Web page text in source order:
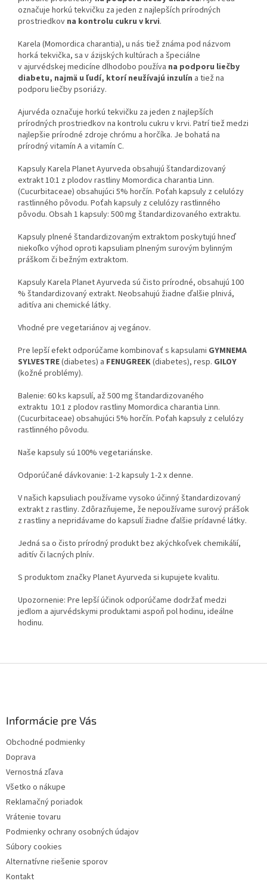
označuje horkú tekvičku za jeden z najlepších prírodných
prostriedkov na kontrolu cukru v krvi.
Karela (Momordica charantia), u nás tiež známa pod názvom
horká tekvička, sa v ázijských kultúrach a špeciálne
v ajurvédskej medicíne dlhodobo používa na podporu liečby
diabetu, najmä u ľudí, ktorí neužívajú inzulín a tiež na
podporu liečby psoriázy.
Ajurvéda označuje horkú tekvičku za jeden z najlepších
prírodných prostriedkov na kontrolu cukru v krvi. Patrí tiež medzi
najlepšie prírodné zdroje chrómu a horčíka. Je bohatá na
prírodný vitamín A a vitamín C.
Kapsuly Karela Planet Ayurveda obsahujú štandardizovaný
extrakt 10:1 z plodov rastliny Momordica charantia Linn.
(Cucurbitaceae) obsahujúci 5% horčín. Poťah kapsuly z celulózy
rastlinného pôvodu. Poťah kapsuly z celulózy rastlinného
pôvodu. Obsah 1 kapsuly: 500 mg štandardizovaného extraktu.
Kapsuly plnené štandardizovaným extraktom poskytujú hneď
niekoľko výhod oproti kapsuliam plneným surovým bylinným
práškom či bežným extraktom.
Kapsuly Karela Planet Ayurveda sú čisto prírodné, obsahujú 100
% štandardizovaný extrakt. Neobsahujú žiadne ďalšie plnivá,
aditíva ani chemické látky.
Vhodné pre vegetariánov aj vegánov.
Pre lepší efekt odporúčame kombinovať s kapsulami GYMNEMA
SYLVESTRE(diabetes) a FENUGREEK(diabetes), resp. GILOY
(kožné problémy).
Balenie: 60 ks kapsulí, až 500 mg štandardizovaného
extraktu 10:1 z plodov rastliny Momordica charantia Linn.
(Cucurbitaceae) obsahujúci 5% horčín. Poťah kapsuly z celulózy
rastlinného pôvodu.
Naše kapsuly sú 100% vegetariánske.
Odporúčané dávkovanie: 1-2 kapsuly 1-2 x denne.
V našich kapsuliach používame vysoko účinný štandardizovaný
extrakt z rastliny. Zdôrazňujeme, že nepoužívame surový prášok
z rastliny a nepridávame do kapsulí žiadne ďalšie prídavné látky.
Jedná sa o čisto prírodný produkt bez akýchkoľvek chemikálií,
aditív či lacných plnív.
S produktom značky Planet Ayurveda si kupujete kvalitu.
Upozornenie: Pre lepší účinok odporúčame dodržať medzi
jedlom a ajurvédskymi produktami aspoň pol hodinu, ideálne
hodinu.
Informácie pre Vás
Obchodné podmienky
Doprava
Vernostná zľava
Všetko o nákupe
Reklamačný poriadok
Vrátenie tovaru
Podmienky ochrany osobných údajov
Súbory cookies
Alternatívne riešenie sporov
Kontakt